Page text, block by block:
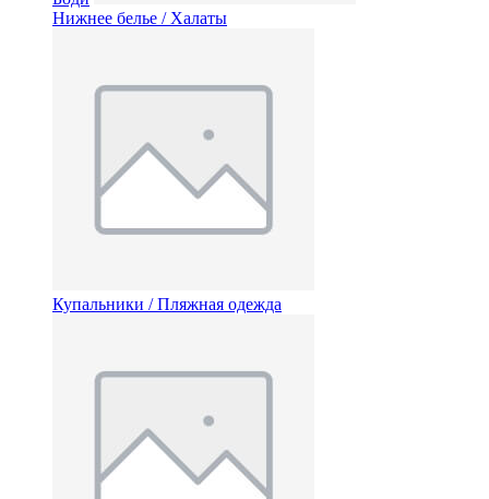
Нижнее белье / Халаты
Купальники / Пляжная одежда